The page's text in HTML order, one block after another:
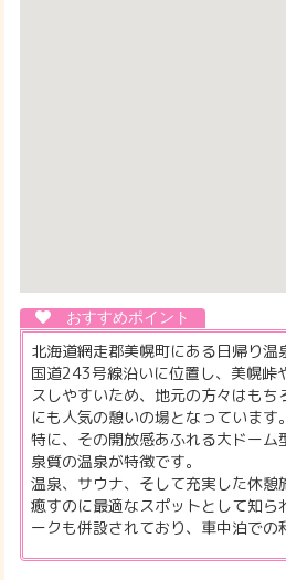
北海道網走郡美幌町にある日帰り温
国道243号線沿いに位置し、美幌峠
スしやすいため、地元の方々はも
にも人気の憩いの場となっています。
特に、その開放感あふれる大ドーム
泉質の温泉が特徴です。
温泉、サウナ、そして充実した休憩
癒すのに最適なスポットとして知ら
ークも併設されており、車中泊での